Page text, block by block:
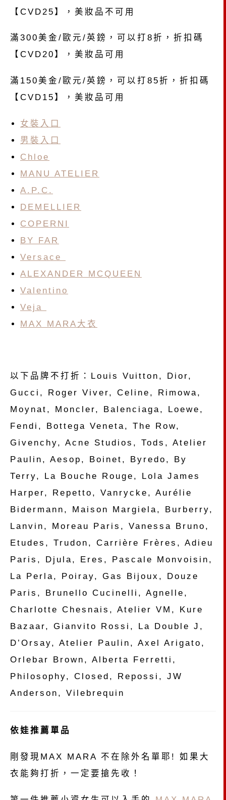
【CVD25】，美妝品不可用
滿300美金/歐元/英鎊，可以打8折，折扣碼
【CVD20】，美妝品可用
滿150美金/歐元/英鎊，可以打85折，折扣碼
【CVD15】，美妝品可用
女裝入口
男裝入口
Chloe
MANU ATELIER
A.P.C.
DEMELLIER
COPERNI
BY FAR
Versace
ALEXANDER MCQUEEN
Valentino
Veja
MAX MARA大衣
以下品牌不打折：Louis Vuitton, Dior,
Gucci, Roger Viver, Celine, Rimowa,
Moynat, Moncler, Balenciaga, Loewe,
Fendi, Bottega Veneta, The Row,
Givenchy, Acne Studios, Tods, Atelier
Paulin, Aesop, Boinet, Byredo, By
Terry, La Bouche Rouge, Lola James
Harper, Repetto, Vanrycke, Aurélie
Bidermann, Maison Margiela, Burberry,
Lanvin, Moreau Paris, Vanessa Bruno,
Etudes, Trudon, Carrière Frères, Adieu
Paris, Djula, Eres, Pascale Monvoisin,
La Perla, Poiray, Gas Bijoux, Douze
Paris, Brunello Cucinelli, Agnelle,
Charlotte Chesnais, Atelier VM, Kure
Bazaar, Gianvito Rossi, La Double J,
D’Orsay, Atelier Paulin, Axel Arigato,
Orlebar Brown, Alberta Ferretti,
Philosophy, Closed, Repossi, JW
Anderson, Vilebrequin
依娃推薦單品
剛發現MAX MARA 不在除外名單耶! 如果大
衣能夠打折，一定要搶先收！